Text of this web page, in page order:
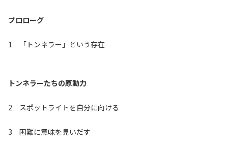
プロローグ
1 「トンネラー」という存在
トンネラーたちの原動力
2 スポットライトを自分に向ける
3 困難に意味を見いだす